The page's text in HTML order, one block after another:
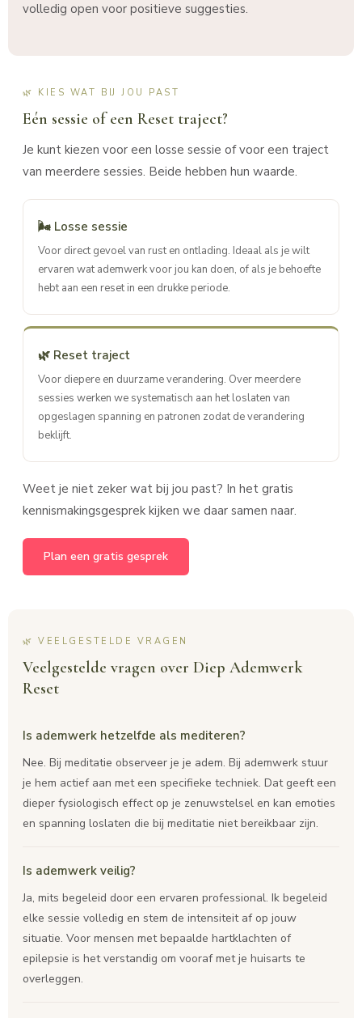
volledig open voor positieve suggesties.
🌿 KIES WAT BIJ JOU PAST
Eén sessie of een Reset traject?
Je kunt kiezen voor een losse sessie of voor een traject
van meerdere sessies. Beide hebben hun waarde.
🌬 Losse sessie
Voor direct gevoel van rust en ontlading. Ideaal als je wilt
ervaren wat ademwerk voor jou kan doen, of als je behoefte
hebt aan een reset in een drukke periode.
🌿 Reset traject
Voor diepere en duurzame verandering. Over meerdere
sessies werken we systematisch aan het loslaten van
opgeslagen spanning en patronen zodat de verandering
beklijft.
Weet je niet zeker wat bij jou past? In het gratis
kennismakingsgesprek kijken we daar samen naar.
Plan een gratis gesprek
🌿 VEELGESTELDE VRAGEN
Veelgestelde vragen over Diep Ademwerk
Reset
Is ademwerk hetzelfde als mediteren?
Nee. Bij meditatie observeer je je adem. Bij ademwerk stuur
je hem actief aan met een specifieke techniek. Dat geeft een
dieper fysiologisch effect op je zenuwstelsel en kan emoties
en spanning loslaten die bij meditatie niet bereikbaar zijn.
Is ademwerk veilig?
Ja, mits begeleid door een ervaren professional. Ik begeleid
elke sessie volledig en stem de intensiteit af op jouw
situatie. Voor mensen met bepaalde hartklachten of
epilepsie is het verstandig om vooraf met je huisarts te
overleggen.